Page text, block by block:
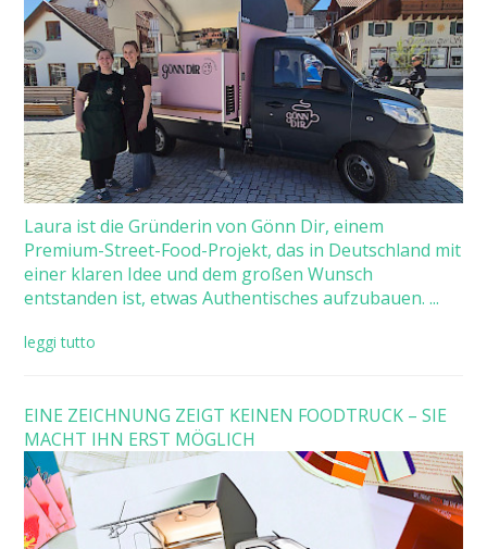
Laura ist die Gründerin von Gönn Dir, einem
Premium-Street-Food-Projekt, das in Deutschland mit
einer klaren Idee und dem großen Wunsch
entstanden ist, etwas Authentisches aufzubauen. ...
leggi tutto
EINE ZEICHNUNG ZEIGT KEINEN FOODTRUCK – SIE
MACHT IHN ERST MÖGLICH